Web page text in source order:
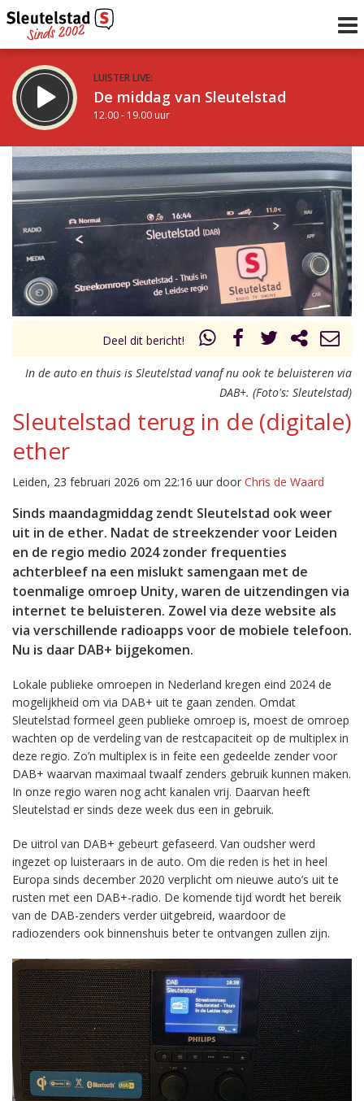
LUISTER LIVE:
De middag van Sleutelstad
12.00 - 19.00 uur
STRAKS:
De avond van Sleutelstad
19.00 - 22.00 uur
Vorig uur
uur 1 van 0 Volgend uur
Deel dit bericht!
In de auto en thuis is Sleutelstad vanaf nu ook te beluisteren via
DAB+. (Foto's: Sleutelstad)
Sleutelstad terug in de (digitale)
ether
Leiden, 23 februari 2026 om 22:16 uur door Chris de Waard
Sinds maandagmiddag zendt Sleutelstad ook weer
uit in de ether. Nadat de streekzender voor Leiden
en de regio medio 2024 zonder frequenties
achterbleef na een mislukt samengaan met de
toenmalige omroep Unity, waren de uitzendingen via
internet te beluisteren. Zowel via deze website als
via verschillende radioapps voor de mobiele telefoon.
Nu is daar DAB+ bijgekomen.
Lokale publieke omroepen in Nederland kregen eind 2024 de
mogelijkheid om via DAB+ uit te gaan zenden. Omdat
Sleutelstad formeel geen publieke omroep is, moest de omroep
wachten op de verdeling van de restcapaciteit op de multiplex in
deze regio. Zo’n multiplex is in feite een gedeelde zender voor
DAB+ waarvan maximaal twaalf zenders gebruik kunnen maken.
In onze regio waren nog acht kanalen vrij. Daarvan heeft
Sleutelstad er sinds deze week dus een in gebruik.
De uitrol van DAB+ gebeurt gefaseerd. Van oudsher werd
ingezet op luisteraars in de auto. Om die reden is het in heel
Europa sinds december 2020 verplicht om nieuwe auto’s uit te
rusten met een DAB+-radio. De komende tijd wordt het bereik
van de DAB-zenders verder uitgebreid, waardoor de
radiozenders ook binnenshuis beter te ontvangen zullen zijn.